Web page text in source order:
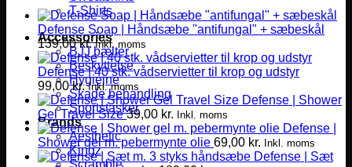
T-Shirts
Accessories
BJJ bælter
Beskyttelse
Hygiejne
Skade behandling
Sportstasker
Brands
Aesthetic
Kingz
Scramble
Defense Soap | Håndsæbe "antifungal" + sæbeskål
139,00kr. Inkl. moms
Defense | 40 stk. vådservietter til krop og udstyr
99,00kr. Inkl. moms
Defense | Shower
Gel Travel Size 39,00 kr. Inkl. moms
Defense |
Shower gel m. pebermynte olie 69,00 kr. Inkl. moms
Defense | Sæt